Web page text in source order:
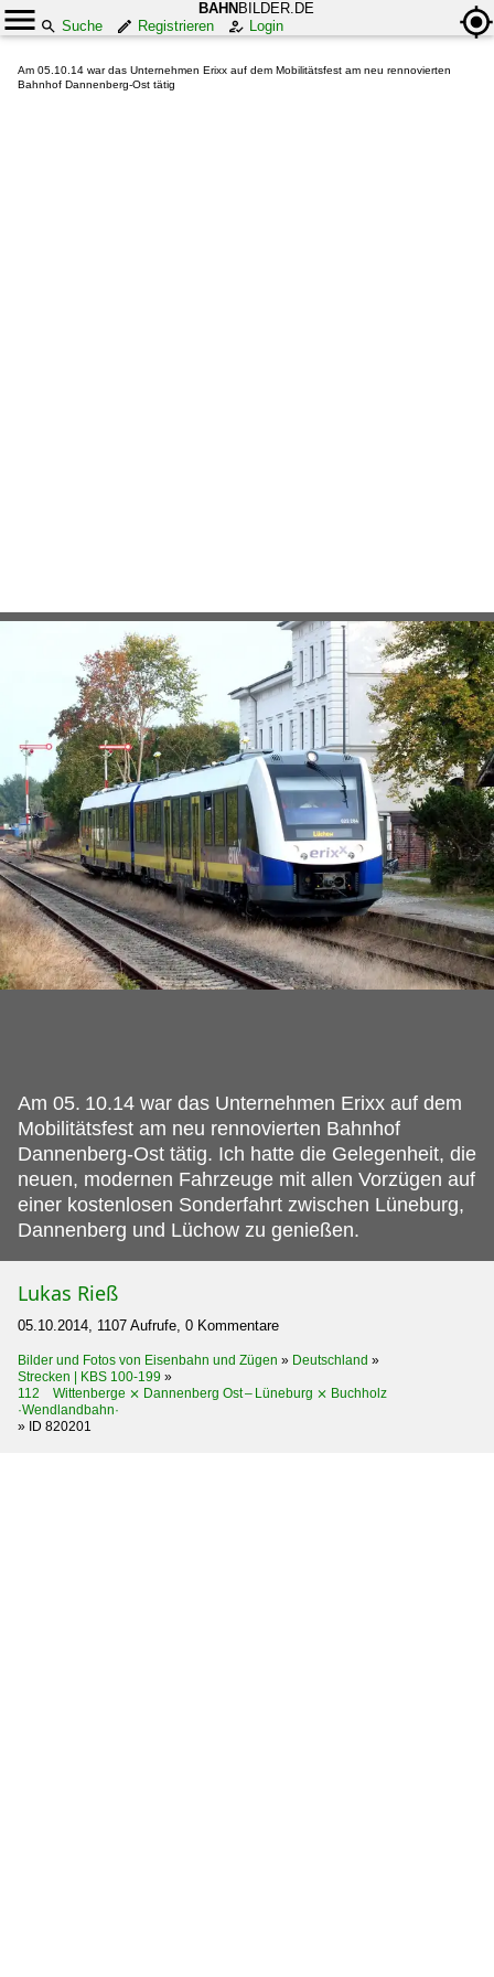
BAHN BILDER.DE
Suche
Registrieren Login
Am 05.10.14 war das Unternehmen Erixx auf dem Mobilitätsfest am neu rennovierten
Bahnhof Dannenberg-Ost tätig
Am 05. 10.14 war das Unternehmen Erixx auf dem
Mobilitätsfest am neu rennovierten Bahnhof
Dannenberg-Ost tätig. Ich hatte die Gelegenheit, die
neuen, modernen Fahrzeuge mit allen Vorzügen auf
einer kostenlosen Sonderfahrt zwischen Lüneburg,
Dannenberg und Lüchow zu genießen.
Lukas Rieß
05.10.2014, 1107 Aufrufe, 0 Kommentare
Bilder und Fotos von Eisenbahn und Zügen » Deutschland »
Strecken | KBS 100-199 »
112 Wittenberge ⨯ Dannenberg Ost – Lüneburg ⨯ Buchholz
·Wendlandbahn·
» ID 820201